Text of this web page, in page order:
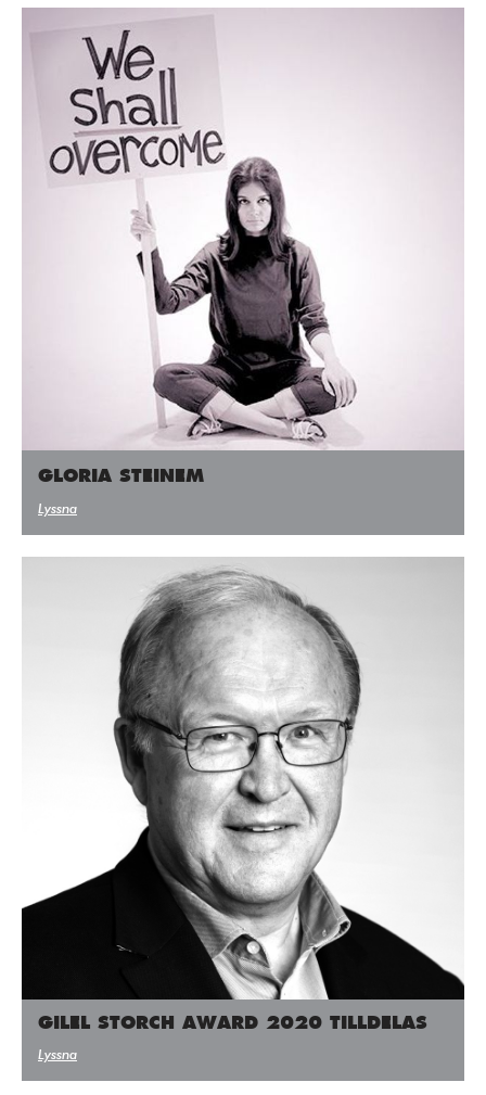
GLORIA STEINEM
Lyssna
GILEL STORCH AWARD 2020 TILLDELAS
Lyssna